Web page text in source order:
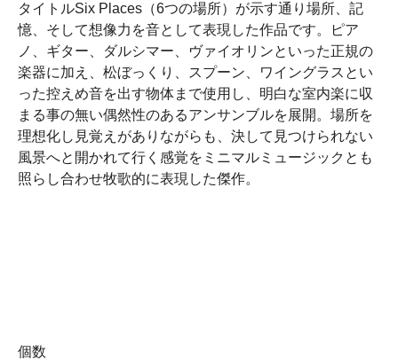
タイトルSix Places（6つの場所）が示す通り場所、記
憶、そして想像力を音として表現した作品です。ピア
ノ、ギター、ダルシマー、ヴァイオリンといった正規の
楽器に加え、松ぼっくり、スプーン、ワイングラスとい
った控えめ音を出す物体まで使用し、明白な室内楽に収
まる事の無い偶然性のあるアンサンブルを展開。場所を
理想化し見覚えがありながらも、決して見つけられない
風景へと開かれて行く感覚をミニマルミュージックとも
照らし合わせ牧歌的に表現した傑作。
個数